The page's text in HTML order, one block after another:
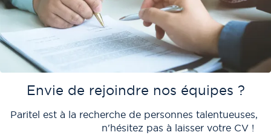
Envie de rejoindre nos équipes ?
Paritel est à la recherche de personnes talentueuses,
n'hésitez pas à laisser votre CV !